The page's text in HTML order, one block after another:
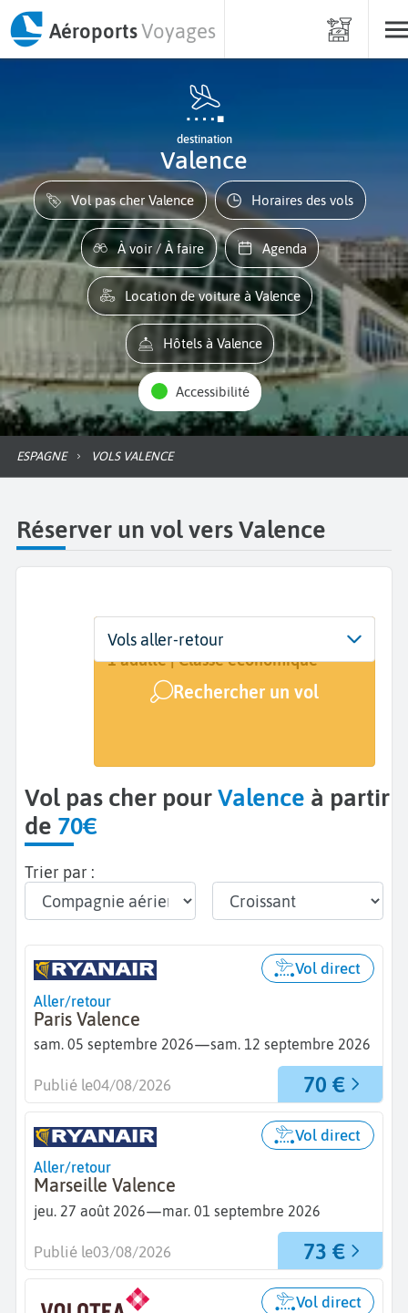
AéroportsVoyages
destination
Valence
Vol pas cher Valence Horaires des vols
À voir / À faire Agenda
Location de voiture à Valence
Hôtels à Valence
Accessibilité
ESPAGNE VOLS VALENCE
Réserver un vol vers Valence
Départ
De...
Dates
Dates de votre voyage
Voyageurs | Classe
1 adulte | Classe économique
Rechercher un vol
Vols aller-retour
Vol pas cher pourValence à partir
de 70€
Trier par :
Aller/retour
Paris Valence
sam. 05 septembre 2026—sam. 12 septembre 2026
Vol direct
70 €
Publié le04/08/2026
Aller/retour
Marseille Valence
jeu. 27 août 2026—mar. 01 septembre 2026
Vol direct
73 €
Publié le03/08/2026
Vol direct